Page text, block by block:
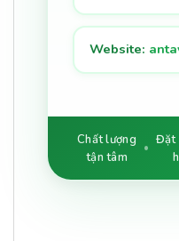
Website:
Chất lượng
tận tâm
Đặt